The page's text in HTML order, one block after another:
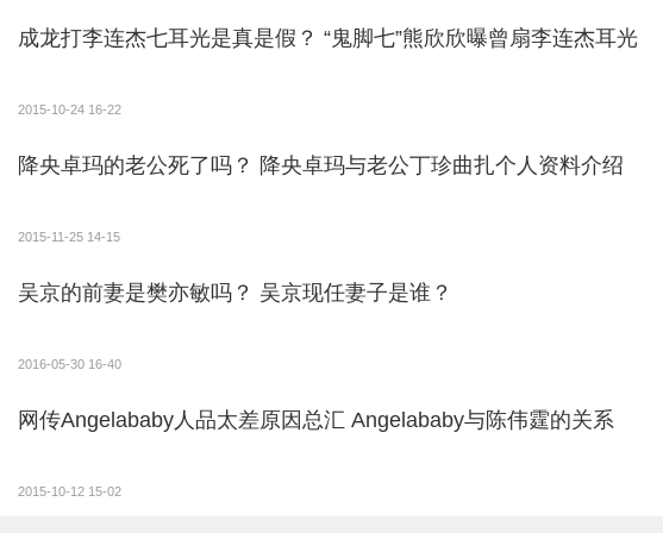
成龙打李连杰七耳光是真是假？ “鬼脚七”熊欣欣曝曾扇李连杰耳光
2015-10-24 16-22
降央卓玛的老公死了吗？ 降央卓玛与老公丁珍曲扎个人资料介绍
2015-11-25 14-15
吴京的前妻是樊亦敏吗？ 吴京现任妻子是谁？
2016-05-30 16-40
网传Angelababy人品太差原因总汇 Angelababy与陈伟霆的关系
2015-10-12 15-02